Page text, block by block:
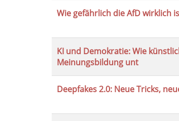
Wie gefährlich die AfD wirklich
KI und Demokratie: Wie
Meinungsbildung unt
Deepfakes 2.0: Neue Tricks,